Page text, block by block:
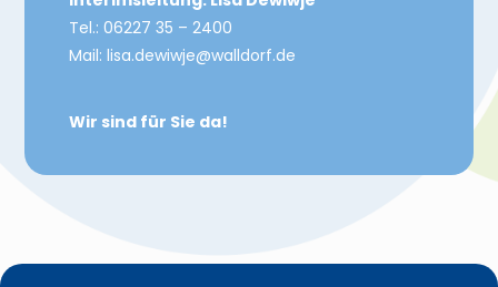
Tel.: 06227 35 – 2400
Mail: lisa.dewiwje@walldorf.de
Wir sind für Sie da!